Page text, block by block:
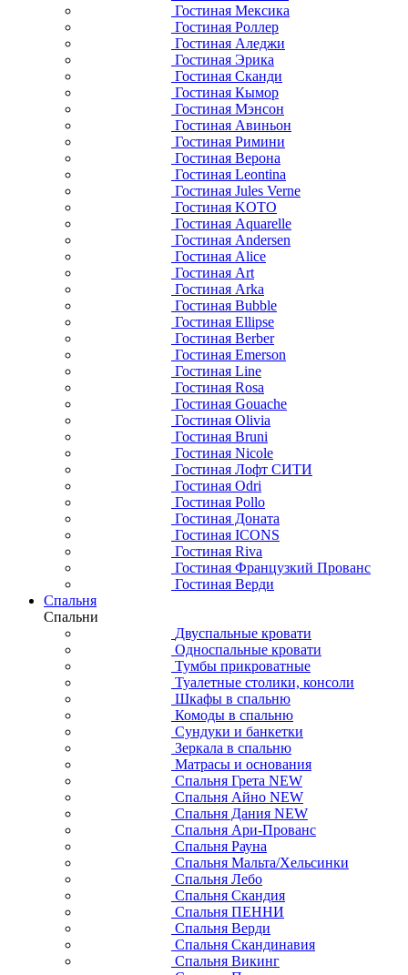
Гостиная Мексика
Гостиная Роллер
Гостиная Аледжи
Гостиная Эрика
Гостиная Сканди
Гостиная Кымор
Гостиная Мэнсон
Гостиная Авиньон
Гостиная Римини
Гостиная Верона
Гостиная Leontina
Гостиная Jules Verne
Гостиная KOTO
Гостиная Aquarelle
Гостиная Andersen
Гостиная Alice
Гостиная Art
Гостиная Arka
Гостиная Bubble
Гостиная Ellipse
Гостиная Berber
Гостиная Emerson
Гостиная Line
Гостиная Rosa
Гостиная Gouache
Гостиная Olivia
Гостиная Bruni
Гостиная Nicole
Гостиная Лофт СИТИ
Гостиная Odri
Гостиная Pollo
Гостиная Доната
Гостиная ICONS
Гостиная Riva
Гостиная Французкий Прованс
Гостиная Верди
Спальня
Спальни
Двуспальные кровати
Односпальные кровати
Тумбы прикроватные
Туалетные столики, консоли
Шкафы в спальню
Комоды в спальню
Сундуки и банкетки
Зеркала в спальню
Матрасы и основания
Спальня Грета NEW
Спальня Айно NEW
Спальня Дания NEW
Спальня Ари-Прованс
Спальня Рауна
Спальня Мальта/Хельсинки
Спальня Лебо
Спальня Скандия
Спальня ПЕННИ
Спальня Верди
Спальня Скандинавия
Спальня Викинг